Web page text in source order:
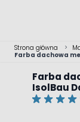
Strona główna >
Farba dachowa
Farba
IsolBau